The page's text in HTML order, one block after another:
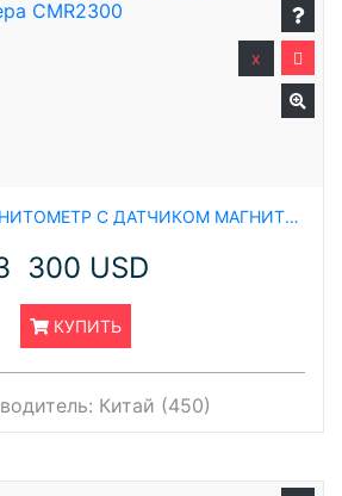
ТРЕХОСЕВОЙ МАГНИТОМЕТР С ДАТЧИКОМ МАГНИТНОГО СЕВЕРА CMR2300
300 USD
КУПИТЬ
x
Китай (450)